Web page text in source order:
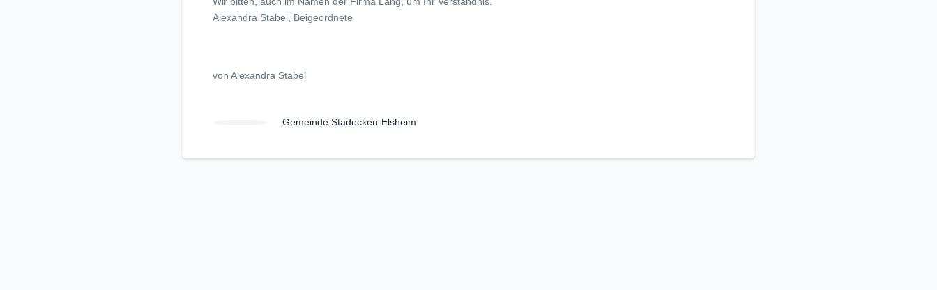
Alexandra Stabel, Beigeordnete
von Alexandra Stabel
Gemeinde Stadecken-Elsheim